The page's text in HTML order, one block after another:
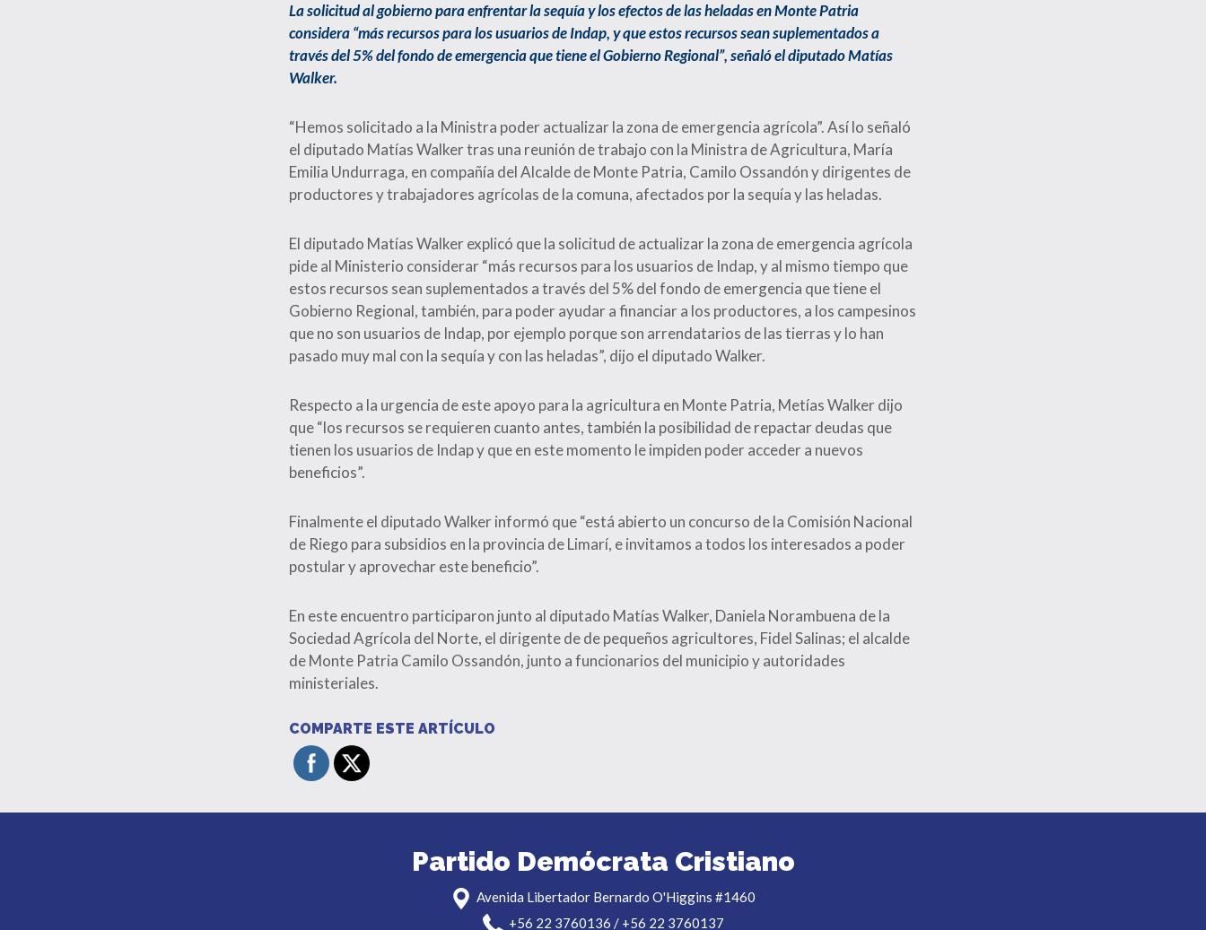
La solicitud al gobierno para enfrentar la sequía y los efectos de las heladas en Monte Patria
considera “más recursos para los usuarios de Indap, y que estos recursos sean suplementados a
través del 5% del fondo de emergencia que tiene el Gobierno Regional”, señaló el diputado Matías
Walker.
“Hemos solicitado a la Ministra poder actualizar la zona de emergencia agrícola”. Así lo señaló
el diputado Matías Walker tras una reunión de trabajo con la Ministra de Agricultura, María
Emilia Undurraga, en compañía del Alcalde de Monte Patria, Camilo Ossandón y dirigentes de
productores y trabajadores agrícolas de la comuna, afectados por la sequía y las heladas.
El diputado Matías Walker explicó que la solicitud de actualizar la zona de emergencia agrícola
pide al Ministerio considerar “más recursos para los usuarios de Indap, y al mismo tiempo que
estos recursos sean suplementados a través del 5% del fondo de emergencia que tiene el
Gobierno Regional, también, para poder ayudar a financiar a los productores, a los campesinos
que no son usuarios de Indap, por ejemplo porque son arrendatarios de las tierras y lo han
pasado muy mal con la sequía y con las heladas”, dijo el diputado Walker.
Respecto a la urgencia de este apoyo para la agricultura en Monte Patria, Metías Walker dijo
que “los recursos se requieren cuanto antes, también la posibilidad de repactar deudas que
tienen los usuarios de Indap y que en este momento le impiden poder acceder a nuevos
beneficios”.
Finalmente el diputado Walker informó que “está abierto un concurso de la Comisión Nacional
de Riego para subsidios en la provincia de Limarí, e invitamos a todos los interesados a poder
postular y aprovechar este beneficio”.
En este encuentro participaron junto al diputado Matías Walker, Daniela Norambuena de la
Sociedad Agrícola del Norte, el dirigente de de pequeños agricultores, Fidel Salinas; el alcalde
de Monte Patria Camilo Ossandón, junto a funcionarios del municipio y autoridades
ministeriales.
COMPARTE ESTE ARTÍCULO
Partido Demócrata Cristiano
Avenida Libertador Bernardo O'Higgins #1460
+56 22 3760136 / +56 22 3760137